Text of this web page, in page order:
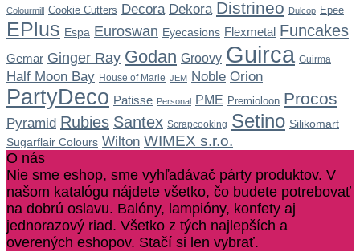
Colourmill Cookie Cutters Decora Dekora Distrineo Dulcop Epee
EPlus Espa Euroswan Eyecasions Flexmetal Funcakes
Gemar Ginger Ray Godan Groovy Guirca Guirma
Half Moon Bay House of Marie JEM Noble Orion
PartyDeco Patisse Personal PME Premioloon Procos
Pyramid Rubies Santex Scrapcooking Setino Silikomart
Sugarflair Colours Wilton WIMEX s.r.o.
O nás
Nie sme eshop, sme vyhľadávač párty produktov. V
našom katalógu nájdete všetko, čo budete potrebovať
na dobrú oslavu. Balóny, lampióny, konfety aj
jednorazový riad. Všetko z tých najlepších a
overených eshopov. Stačí si len vybrať.